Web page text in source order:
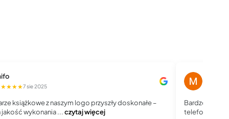
7 sie 2025
książkowe z naszym logo przyszły doskonałe –
wykonania ...czytaj więcej
Bardzo dobry
telefoniczny,